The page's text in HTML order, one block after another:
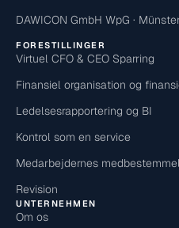
DAWICON GmbH WpG ·
FORESTILLINGER
Virtuel CFO & CEO Sparring
Finansiel organisation og
Ledelsesrapportering og BI
Kontrol som en service
Medarbejdernes
Revision
UNTERNEHMEN
Om os